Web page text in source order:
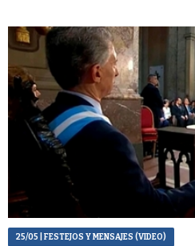
25/05 | FESTEJOS Y MENSAJES (VIDEO)